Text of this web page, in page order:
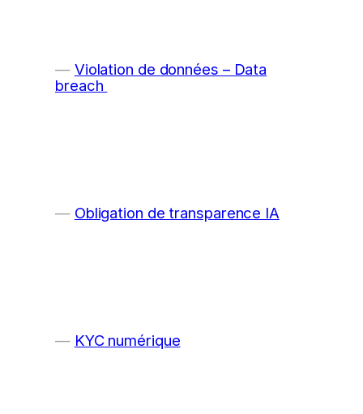
Violation de données – Data
breach
Obligation de transparence IA
KYC numérique